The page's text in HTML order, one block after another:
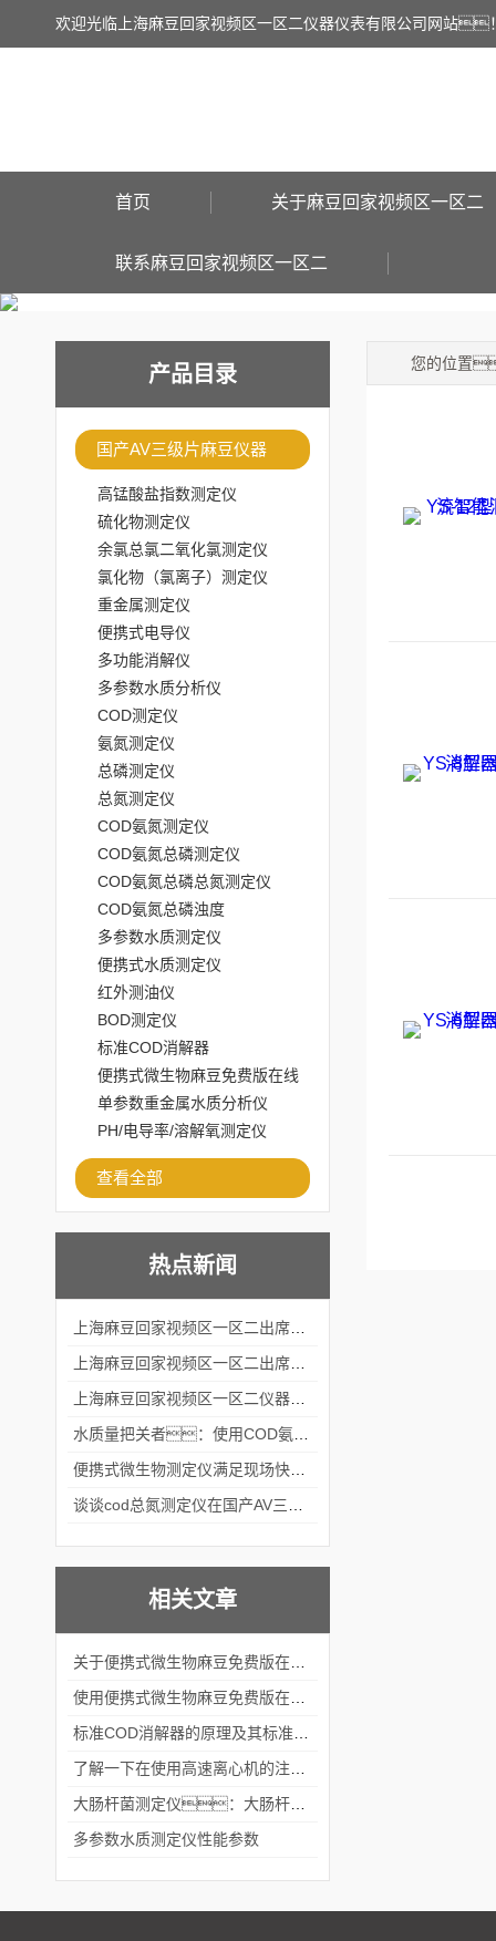
欢迎光临上海麻豆回家视频区一区二仪器仪表有限公司网站
首页 关于麻豆回家视频区一区二
联系麻豆回家视频区一区二
产品目录
国产AV三级片麻豆仪器
高锰酸盐指数测定仪
硫化物测定仪
余氯总氯二氧化氯测定仪
氯化物（氯离子）测定仪
重金属测定仪
便携式电导仪
多功能消解仪
多参数水质分析仪
COD测定仪
氨氮测定仪
总磷测定仪
总氮测定仪
COD氨氮测定仪
COD氨氮总磷测定仪
COD氨氮总磷总氮测定仪
COD氨氮总磷浊度
多参数水质测定仪
便携式水质测定仪
红外测油仪
BOD测定仪
标准COD消解器
便携式微生物麻豆免费版在线
观看
单参数重金属水质分析仪
PH/电导率/溶解氧测定仪
查看全部
热点新闻
相关文章
多参数水质测定仪性能参数
您的位置